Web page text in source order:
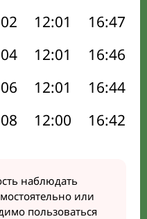
12:01 16:47
12:01 16:46
12:01 16:44
12:00 16:42
наблюдать
или
пользоваться